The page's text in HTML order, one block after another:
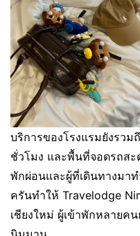
บริการของโรงแรมยังรว
ชั่วโมง และพื้นที่จอดรถสะ
พักผ่อนและผู้ที่เดินทางมา
ครันทำให้ Travelodge
เชียงใหม่ ผู้เข้าพักหลายค